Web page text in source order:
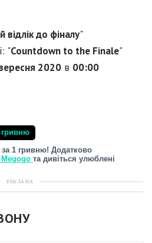
відлік до фіналу"
"Countdown to the Finale"
2020 в 00:00
гривню
1 гривню! Додатково
та дивіться улюблені
РЕКЛАМА